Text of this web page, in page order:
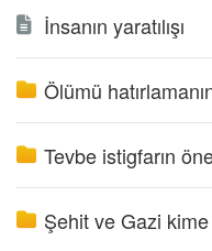
İnsanın yaratılışı
Ölümü
Tevbe istigfarın
Şehit ve Gazi